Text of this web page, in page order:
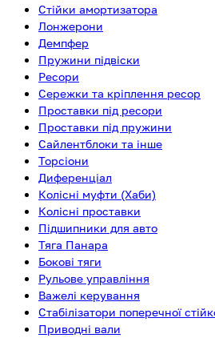
Стійки амортизатора
Лонжерони
Демпфер
Пружини підвіски
Ресори
Сережки та кріплення ресор
Проставки під ресори
Проставки під пружини
Сайлентблоки та інше
Торсіони
Диференціал
Колісні муфти (Хаби)
Колісні проставки
Підшипники для авто
Тяга Панара
Бокові тяги
Рульове управління
Важелі керування
Стабілізатори поперечної
Приводні вали